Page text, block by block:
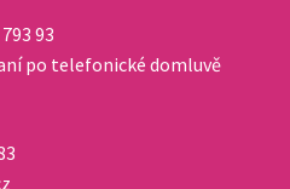
93
po telefonické domluvě